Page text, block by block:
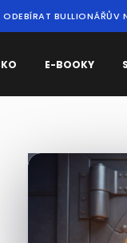
ODEBÍRAT BULLIONÁŘŮV
E-BOOKY